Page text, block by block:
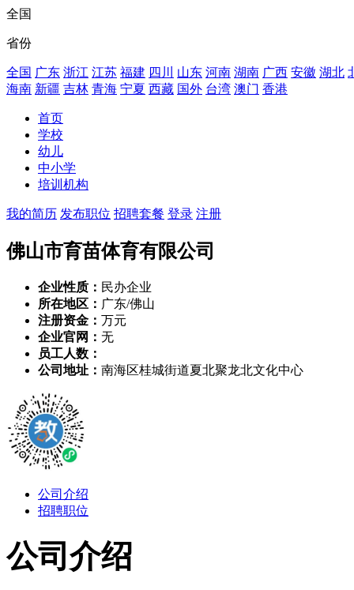
全国
省份
全国 广东 浙江 江苏 福建 四川 山东 河南 湖南 广西 安徽 湖北
海南 新疆 吉林 青海 宁夏 西藏 国外 台湾 澳门 香港
首页
学校
幼儿
中小学
培训机构
我的简历 发布职位 招聘套餐 登录 注册
佛山市育苗体育有限公司
企业性质： 民办企业
所在地区： 广东/佛山
注册资金： 万元
企业官网： 无
员工人数：
公司地址： 南海区桂城街道夏北聚龙北文化中心
公司介绍
招聘职位
公司介绍